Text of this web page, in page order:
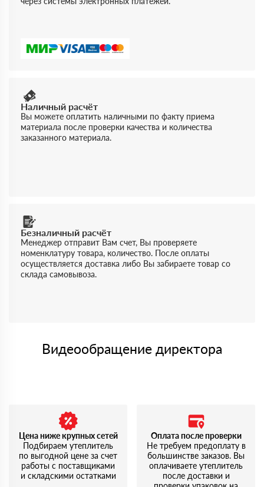
Наличный расчёт
Вы можете оплатить наличными по факту приема
материала после проверки качества и количества
заказанного материала.
Безналичный расчёт
Менеджер отправит Вам счет, Вы проверяете
номенклатуру товара, количество. После оплаты
осуществляется доставка либо Вы забираете товар со
склада самовывоза.
Видеообращение директора
Цена ниже крупных сетей
Подбираем утеплитель
по выгодной цене за счет
работы с поставщиками
и складскими остатками
Оплата после проверки
Не требуем предоплату в
большинстве заказов. Вы
оплачиваете утеплитель
после доставки и